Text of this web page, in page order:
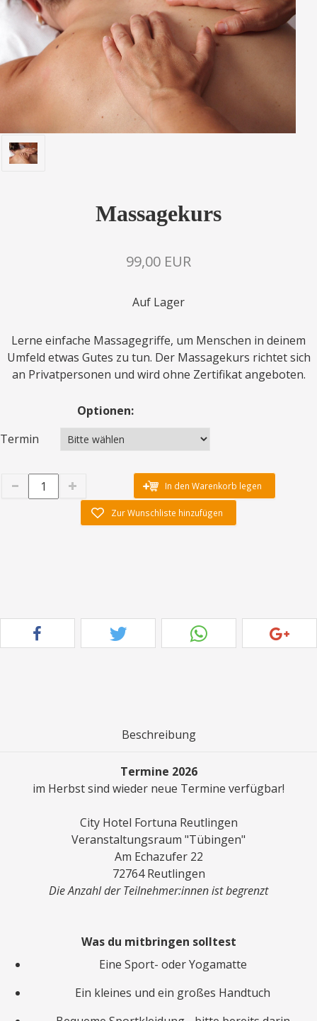
Massagekurs
99,00 EUR
Auf Lager
Lerne einfache Massagegriffe, um Menschen in deinem
Umfeld etwas Gutes zu tun. Der Massagekurs richtet sich
an Privatpersonen und wird ohne Zertifikat angeboten.
Optionen:
Termin
In den Warenkorb legen
Zur Wunschliste hinzufügen
Beschreibung
Termine 2026
im Herbst sind wieder neue Termine verfügbar!
City Hotel Fortuna Reutlingen
Veranstaltungsraum "Tübingen"
Am Echazufer 22
72764 Reutlingen
Die Anzahl der Teilnehmer:innen ist begrenzt
Was du mitbringen solltest
Eine Sport- oder Yogamatte
Ein kleines und ein großes Handtuch